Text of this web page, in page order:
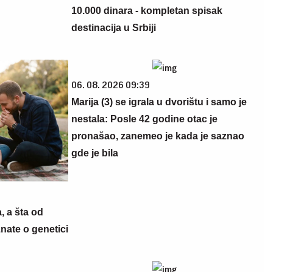
10.000 dinara - kompletan spisak
destinacija u Srbiji
a šta od
o genetici
06. 08. 2026 09:39
Marija (3) se igrala u dvorištu i samo je
nestala: Posle 42 godine otac je
pronašao, zanemeo je kada je saznao
gde je bila